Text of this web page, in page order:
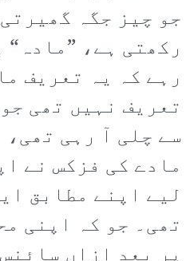
جو چیز جگہ
رکھتی ہے،
رہے کہ یہ تعریف
تعریف نہیں تھی
سے چلی آ رہی
مادے کی فزکس نے
لیے اپنے مطابق
تھی۔ جو کہ اپنی